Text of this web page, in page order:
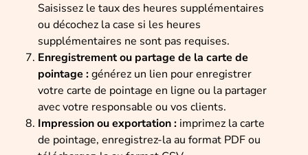
Saisissez le taux des heures supplémentaires
ou décochez la case si les heures
supplémentaires ne sont pas requises.
Enregistrement ou partage de la carte de
pointage :générez un lien pour enregistrer
votre carte de pointage en ligne ou la partager
avec votre responsable ou vos clients.
Impression ou exportation : imprimez la carte
de pointage, enregistrez-la au format PDF ou